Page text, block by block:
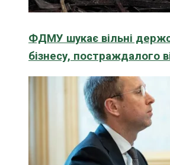
ФДМУ шукає вільні
бізнесу, постраждалого